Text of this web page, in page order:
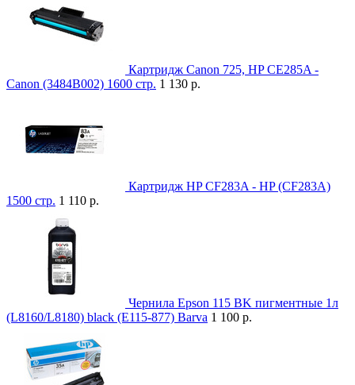
Картридж Canon 725, HP CE285A -
Canon (3484B002) 1600 стр. 1 130 р.
Картридж HP CF283A - HP (CF283A)
1500 стр. 1 110 р.
Чернила Epson 115 BK пигментные 1л
(L8160/L8180) black (E115-877) Barva 1 100 р.